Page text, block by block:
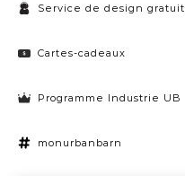
Service de design gratuit
Cartes-cadeaux
Programme Industrie UB
monurbanbarn